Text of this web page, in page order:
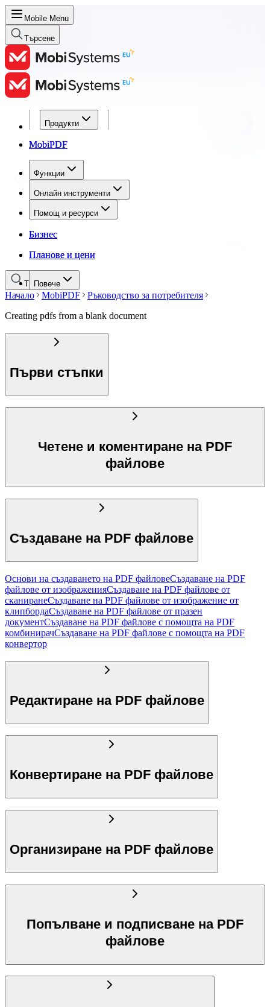
Mobile Menu
Търсене
Продукти
MobiPDF
Функции
Онлайн инструменти
Помощ и ресурси
Бизнес
Планове и цени
Повече
Продукти
MobiPDF
Функции
Онлайн инструменти
Помощ и ресурси
Бизнес
Планове и цени
Търсене
Начало MobiPDF
Ръководство за потребителя
Creating pdfs from a blank document
Първи стъпки
Четене и коментиране на PDF
файлове
Създаване на PDF файлове
Основи на създаването на PDF файловеСъздаване на PDF
файлове от изображенияСъздаване на PDF файлове от
сканиранеСъздаване на PDF файлове от изображение от
клипбордаСъздаване на PDF файлове от празен
документСъздаване на PDF файлове с помощта на PDF
комбинирачСъздаване на PDF файлове с помощта на PDF
конвертор
Редактиране на PDF файлове
Конвертиране на PDF файлове
Организиране на PDF файлове
Попълване и подписване на PDF
файлове